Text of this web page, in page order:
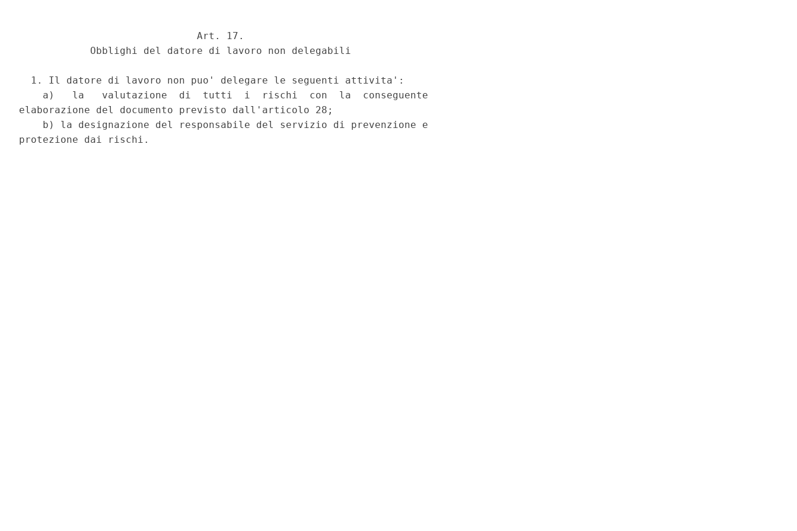
                              Art. 17.
            Obblighi del datore di lavoro non delegabili
  1. Il datore di lavoro non puo' delegare le seguenti attivita':
    a)   la   valutazione  di  tutti  i  rischi  con  la  conseguente
elaborazione del documento previsto dall'articolo 28;
    b) la designazione del responsabile del servizio di prevenzione e